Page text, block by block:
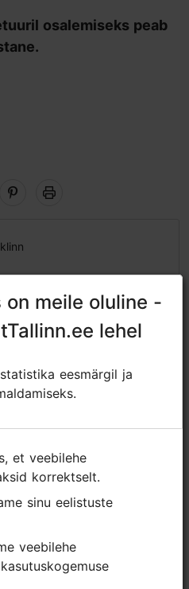
osalemiseks peab
LivikoDistillery
10
meile oluline -
lehel
eesmärgil ja
korrektselt.
meile oluline -
lehel
eesmärgil ja
korrektselt.